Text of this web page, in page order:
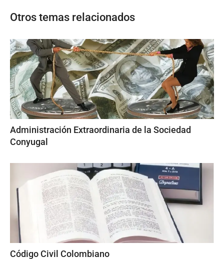
Otros temas relacionados
Administración Extraordinaria de la Sociedad
Conyugal
Código Civil Colombiano